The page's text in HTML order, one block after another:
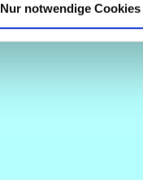
Nur notwendige Cookies